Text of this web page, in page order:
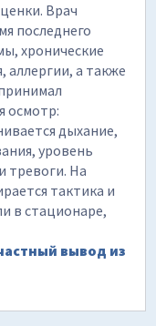
Врач
последнего
хронические
аллергии, а также
осмотр:
дыхание,
уровень
тревоги. На
тактика и
в стационаре,
вывод из